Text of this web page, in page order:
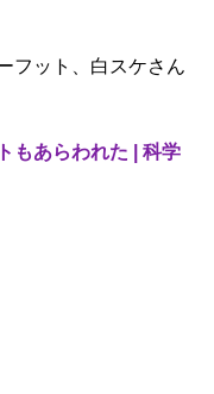
フット、白スケさん
もあらわれた | 科学